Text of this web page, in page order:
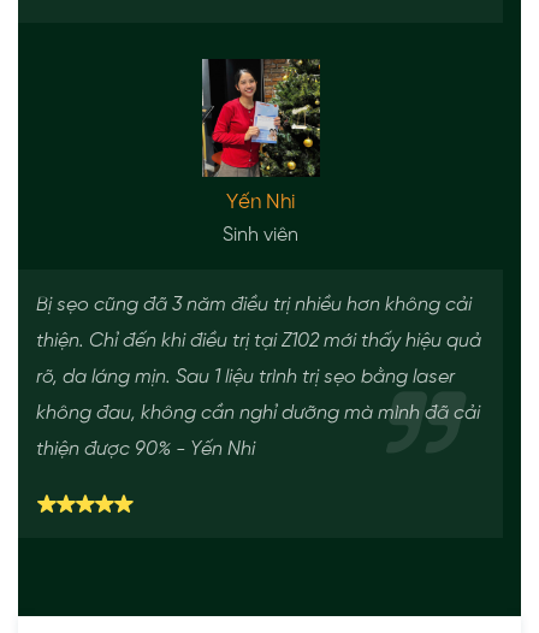
Yến Nhi
Sinh viên
Bị sẹo cũng đã 3 năm điều trị nhiều hơn không cải
thiện. Chỉ đến khi điều trị tại Z102 mới thấy hiệu quả
rõ, da láng mịn. Sau 1 liệu trình trị sẹo bằng laser
không đau, không cần nghỉ dưỡng mà mình đã cải
thiện được 90% - Yến Nhi